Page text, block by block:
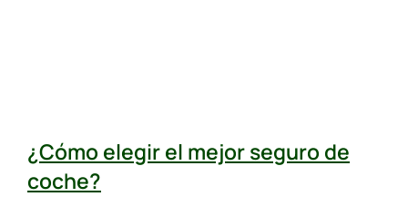
¿Cómo elegir el mejor seguro de
coche?